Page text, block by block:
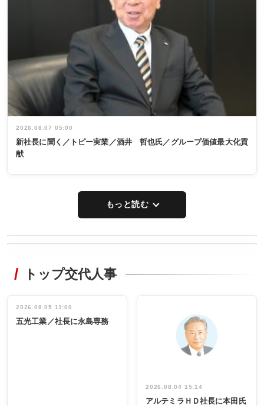
2026.08.07 05:00
新社長に聞く／トピー実業／酒井 哲也氏／グループ価値最大化貢
献
もっと読む
非鉄業界で
インタビュ
ー／社内ア
タックトレー
祝う 業界関
係者ら220人
出席
トップ交代人事
2026.08.05 11:00
五光工業／社長に永島専務
2026.08.04 15:14
アルテミラＨＤ社長に本田氏